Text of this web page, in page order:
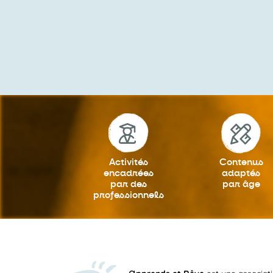
Activités
encadrées
par des
professionnels
Contenus
adaptés
par âge